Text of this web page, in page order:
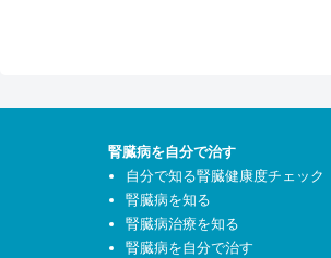
腎臓病を自分で治す
自分で知る腎臓健康度チェック
腎臓病を知る
腎臓病治療を知る
腎臓病を自分で治す